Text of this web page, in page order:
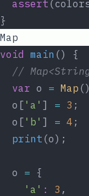
  assert
}
Map
void main () {
//
  var
o = Map
  o[
'a' ] = 3 ;
  o[
'b' ] = 4 ;
  print
(o);
  o
= {
    'a'
: 3 ,